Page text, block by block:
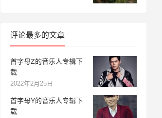
评论最多的文章
首字母Z的音乐人专辑下
载
2022年2月25日
首字母Y的音乐人专辑下
载